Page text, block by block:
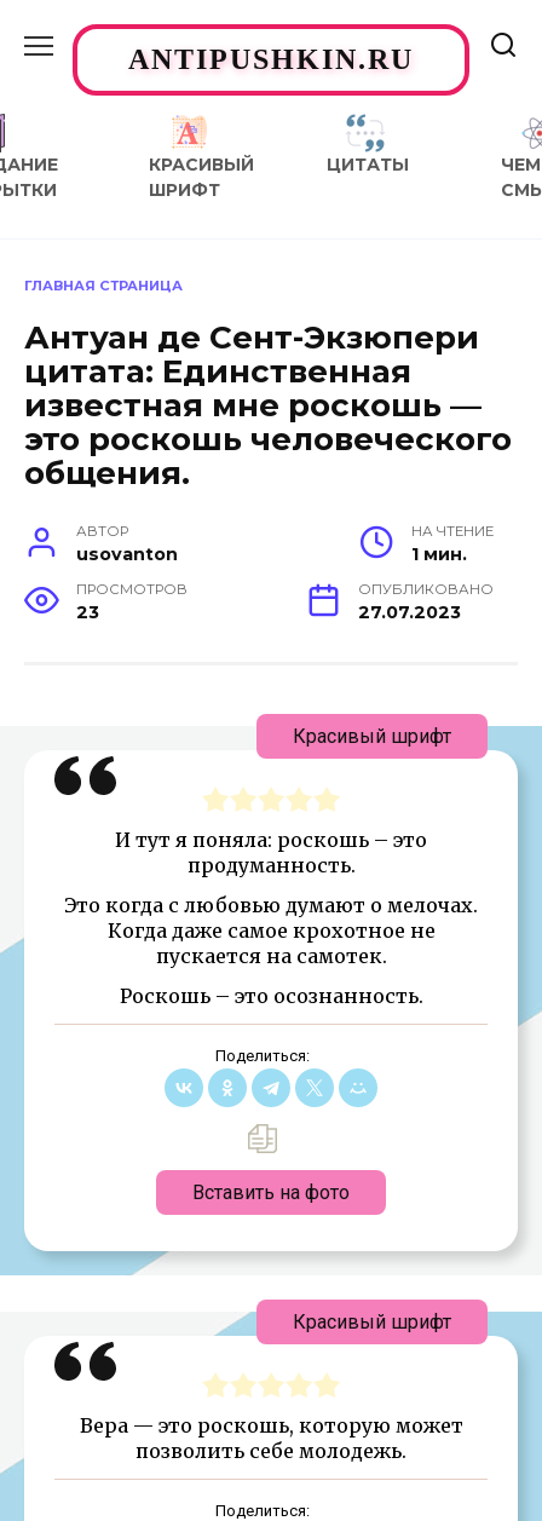
содержаниюANTIPUSHKIN.RU
КРАСИВЫЙ
ШРИФТ
ЦИТАТЫ
ЧЕМ
ГЛАВНАЯ СТРАНИЦА
Антуан де Сент-Экзюпери
цитата: Единственная
известная мне роскошь —
это роскошь человеческого
общения.
АВТОР
usovanton
НА ЧТЕНИЕ
1 мин.
ПРОСМОТРОВ
23
ОПУБЛИКОВАНО
27.07.2023
И тут я поняла: роскошь – это
продуманность.
Это когда с любовью думают о мелочах.
Когда даже самое крохотное не
пускается на самотек.
Роскошь – это осознанность.
Поделиться:
Вставить на фото
Красивый шрифт
Вера — это роскошь, которую может
позволить себе молодежь.
Поделиться:
Красивый шрифт